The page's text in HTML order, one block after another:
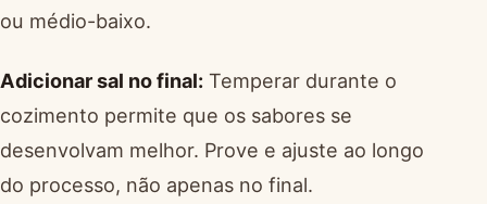
ou médio-baixo.
Adicionar sal no final: Temperar durante o
cozimento permite que os sabores se
desenvolvam melhor. Prove e ajuste ao longo
do processo, não apenas no final.